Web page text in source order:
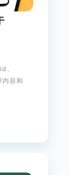
、
容和